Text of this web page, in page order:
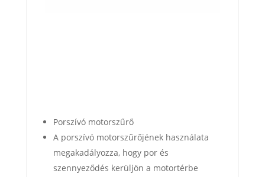
Porszívó motorszűrő
A porszívó motorszűrőjének használata
megakadályozza, hogy por és
szennyeződés kerüljön a motortérbe